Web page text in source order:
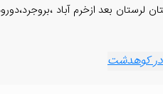
اساس سرشماری سال ۱۳۹۵، پنجمین شهر پرجمعیت استان
در کوهدشت